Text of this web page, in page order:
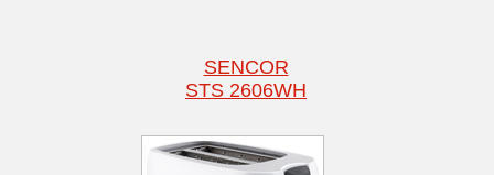
SENCOR
STS 2606WH